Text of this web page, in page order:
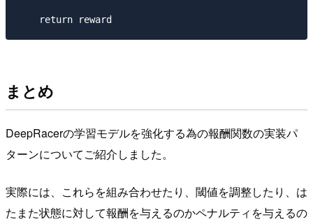
まとめ
DeepRacerの学習モデルを強化する為の報酬関数の実装パ
ターンについてご紹介しました。
実際には、これらを組み合わせたり、閾値を調整したり、は
たまた状態に対して報酬を与えるのかペナルティを与えるの